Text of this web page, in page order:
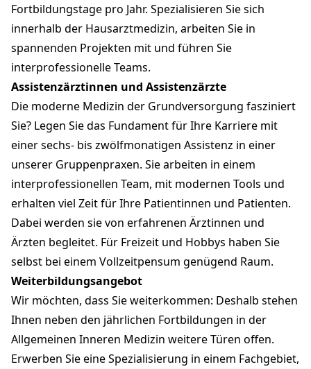
Fortbildungstage pro Jahr. Spezialisieren Sie sich
innerhalb der Hausarztmedizin, arbeiten Sie in
spannenden Projekten mit und führen Sie
interprofessionelle Teams.
As­sis­ten­zärz­tin­nen und As­sis­ten­zärz­te
Die moderne Medizin der Grundversorgung fasziniert
Sie? Legen Sie das Fundament für Ihre Karriere mit
einer sechs- bis zwölfmonatigen Assistenz in einer
unserer Gruppenpraxen. Sie arbeiten in einem
interprofessionellen Team, mit modernen Tools und
erhalten viel Zeit für Ihre Patientinnen und Patienten.
Dabei werden sie von erfahrenen Ärztinnen und
Ärzten begleitet. Für Freizeit und Hobbys haben Sie
selbst bei einem Vollzeitpensum genügend Raum.
Wei­ter­bil­dungs­an­ge­bot
Wir möchten, dass Sie weiterkommen: Deshalb stehen
Ihnen neben den jährlichen Fortbildungen in der
Allgemeinen Inneren Medizin weitere Türen offen.
Erwerben Sie eine Spezialisierung in einem Fachgebiet,